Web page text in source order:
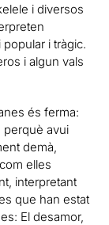
i diversos
i tràgic.
i algun vals
és ferma:
perquè avui
demà,
elles
interpretant
que han estat
El desamor,